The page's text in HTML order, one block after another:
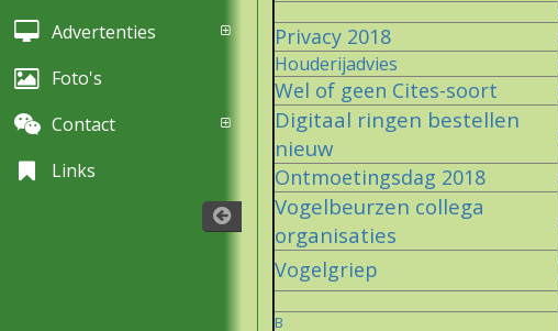
Advertenties
Foto's
Contact
Links
Privacy 2018
Houderijadvies
Wel of geen Cites-soort
Digitaal ringen bestellen
nieuw
Ontmoetingsdag 2018
Vogelbeurzen collega
organisaties
Vogelgriep
B